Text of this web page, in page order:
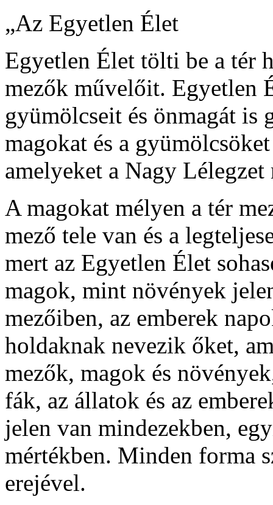
„Az Egyetlen Élet
Egyetlen Élet tölti be a tér
mezők művelőit. Egyetlen
gyümölcseit és önmagát is
magokat és a
amelyeket a Nagy
A magokat mélyen a tér
mező tele van és a
mert az Egyetlen Élet
magok, mint növények
mezőiben, az emberek
holdaknak nevezik őket,
mezők, magok és
fák, az állatok és az
jelen van mindezekben,
mértékben. Minden forma
erejével.